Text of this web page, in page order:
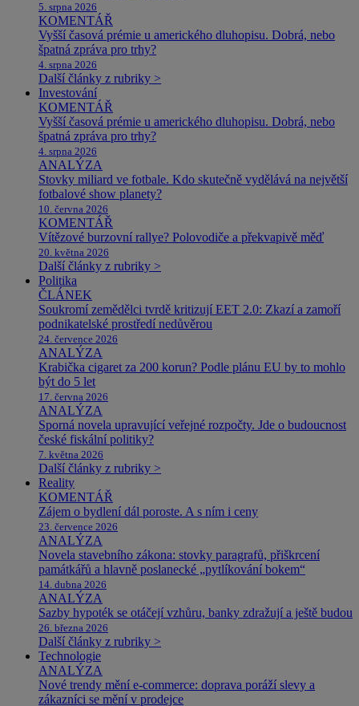
5. srpna 2026
KOMENTÁŘ
Vyšší časová prémie u amerického dluhopisu. Dobrá, nebo
špatná zpráva pro trhy?
4. srpna 2026
Další články z rubriky >
Investování
KOMENTÁŘ
Vyšší časová prémie u amerického dluhopisu. Dobrá, nebo
špatná zpráva pro trhy?
4. srpna 2026
ANALÝZA
Stovky miliard ve fotbale. Kdo skutečně vydělává na největší
fotbalové show planety?
10. června 2026
KOMENTÁŘ
Vítězové burzovní rallye? Polovodiče a překvapivě měď
20. května 2026
Další články z rubriky >
Politika
ČLÁNEK
Soukromí zemědělci tvrdě kritizují EET 2.0: Zkazí a zamoří
podnikatelské prostředí nedůvěrou
24. července 2026
ANALÝZA
Krabička cigaret za 200 korun? Podle plánu EU by to mohlo
být do 5 let
17. června 2026
ANALÝZA
Sporná novela upravující veřejné rozpočty. Jde o budoucnost
české fiskální politiky?
7. května 2026
Další články z rubriky >
Reality
KOMENTÁŘ
Zájem o bydlení dál poroste. A s ním i ceny
23. července 2026
ANALÝZA
Novela stavebního zákona: stovky paragrafů, přiškrcení
památkářů a hlavně poslanecké „pytlíkování bokem“
14. dubna 2026
ANALÝZA
Sazby hypoték se otáčejí vzhůru, banky zdražují a ještě budou
26. března 2026
Další články z rubriky >
Technologie
ANALÝZA
Nové trendy mění e-commerce: doprava poráží slevy a
zákazníci se mění v prodejce